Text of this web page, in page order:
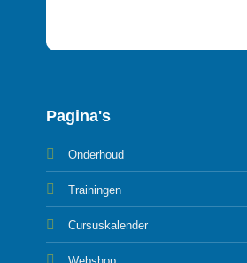
Pagina's
Onderhoud
Trainingen
Cursuskalender